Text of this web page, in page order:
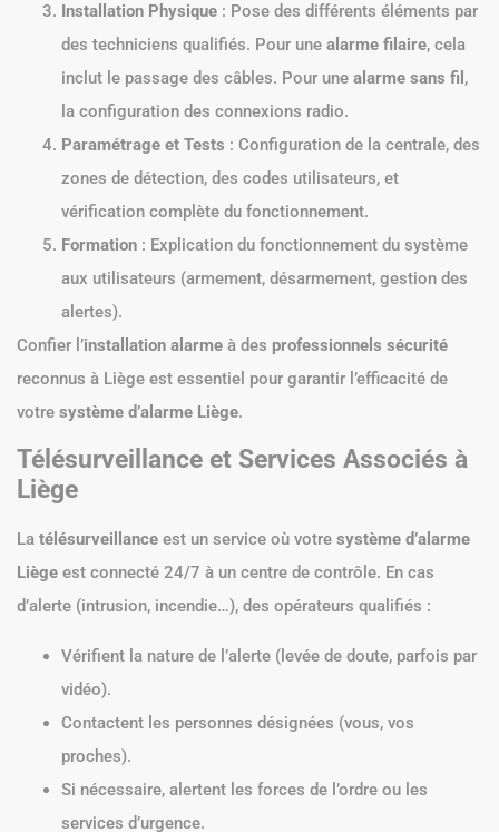
Installation Physique : Pose des différents éléments par
des techniciens qualifiés. Pour une alarme filaire, cela
inclut le passage des câbles. Pour une alarme sans fil ,
la configuration des connexions radio.
Paramétrage et Tests : Configuration de la centrale, des
zones de détection, des codes utilisateurs, et
vérification complète du fonctionnement.
Formation : Explication du fonctionnement du système
aux utilisateurs (armement, désarmement, gestion des
alertes).
Confier l’installation alarme à des professionnels sécurité
reconnus à Liège est essentiel pour garantir l’efficacité de
votre système d’alarme Liège.
Télésurveillance et Services Associés à
Liège
La télésurveillance est un service où votre système d’alarme
Liège est connecté 24/7 à un centre de contrôle. En cas
d’alerte (intrusion, incendie…), des opérateurs qualifiés :
Vérifient la nature de l’alerte (levée de doute, parfois par
vidéo).
Contactent les personnes désignées (vous, vos
proches).
Si nécessaire, alertent les forces de l’ordre ou les
services d’urgence.